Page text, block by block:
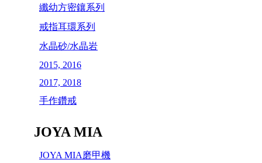
纖幼方密鑲系列
戒指耳環系列
水晶砂/水晶岩
2015, 2016
2017, 2018
手作鑽戒
JOYA MIA
JOYA MIA磨甲機